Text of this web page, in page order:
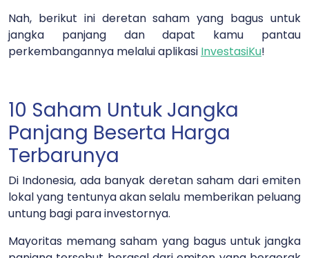
Nah, berikut ini deretan saham yang bagus untuk
jangka panjang dan dapat kamu pantau
perkembangannya melalui aplikasi InvestasiKu!
10 Saham Untuk Jangka
Panjang Beserta Harga
Terbarunya
Di Indonesia, ada banyak deretan saham dari emiten
lokal yang tentunya akan selalu memberikan peluang
untung bagi para investornya.
Mayoritas memang saham yang bagus untuk jangka